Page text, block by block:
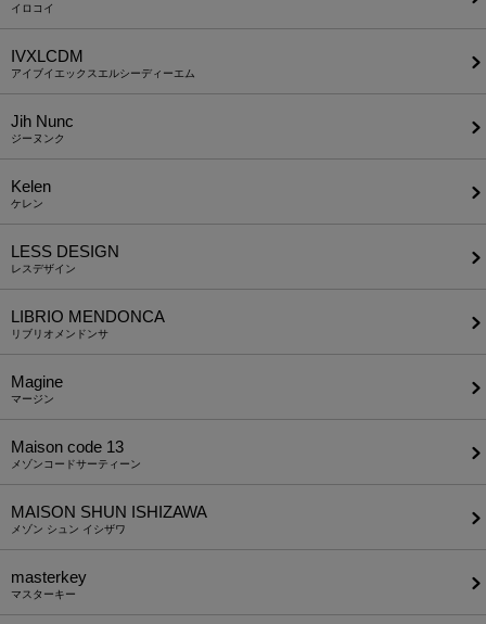
イロコイ
IVXLCDM
アイブイエックスエルシーディーエム
Jih Nunc
ジーヌンク
Kelen
ケレン
LESS DESIGN
レスデザイン
LIBRIO MENDONCA
リブリオメンドンサ
Magine
マージン
Maison code 13
メゾンコードサーティーン
MAISON SHUN ISHIZAWA
メゾン シュン イシザワ
masterkey
マスターキー